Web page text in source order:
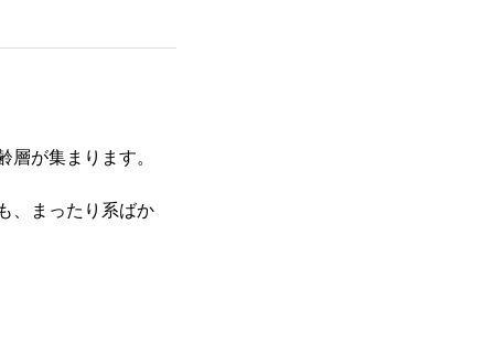
が集まります。
、まったり系ばか